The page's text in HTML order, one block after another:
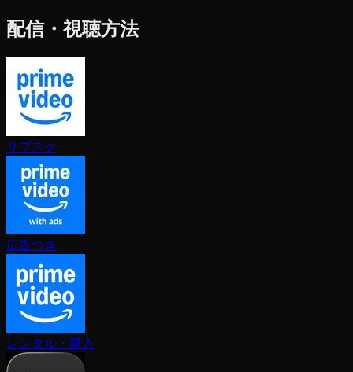
配信・視聴方法
サブスク
広告つき
レンタル・購入